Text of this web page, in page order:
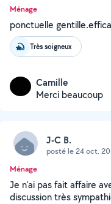
Ménage
ponctuelle
Très soigneux
Camille
Merci beaucoup
J-C B.
posté le 24 oct.
Ménage
Je n'ai pas fait affaire
discussion très